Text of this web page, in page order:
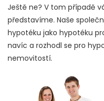
Ještě ne? V tom případě
představíme. Naše
hypotéku jako hypotéku
navíc a rozhodl se pro
nemovitostí.